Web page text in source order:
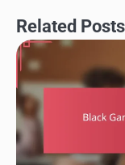
Related Posts